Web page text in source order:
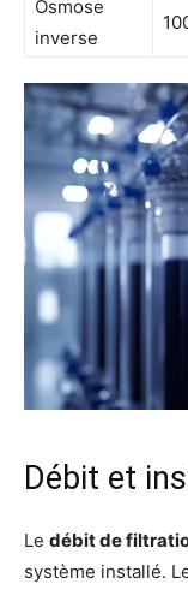
Osmose
inverse
Débit et
Le débit de
système installé.